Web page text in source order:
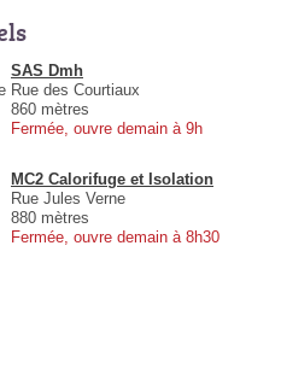
SAS Dmh
Rue des Courtiaux
860 mètres
Fermée, ouvre demain à 9h
MC2 Calorifuge et Isolation
Rue Jules Verne
880 mètres
Fermée, ouvre demain à 8h30